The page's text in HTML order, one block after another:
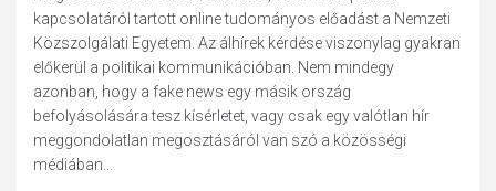
kapcsolatáról tartott online tudományos előadást a Nemzeti
Közszolgálati Egyetem. Az álhírek kérdése viszonylag gyakran
előkerül a politikai kommunikációban. Nem mindegy
azonban, hogy a fake news egy másik ország
befolyásolására tesz kísérletet, vagy csak egy valótlan hír
meggondolatlan megosztásáról van szó a közösségi
médiában...